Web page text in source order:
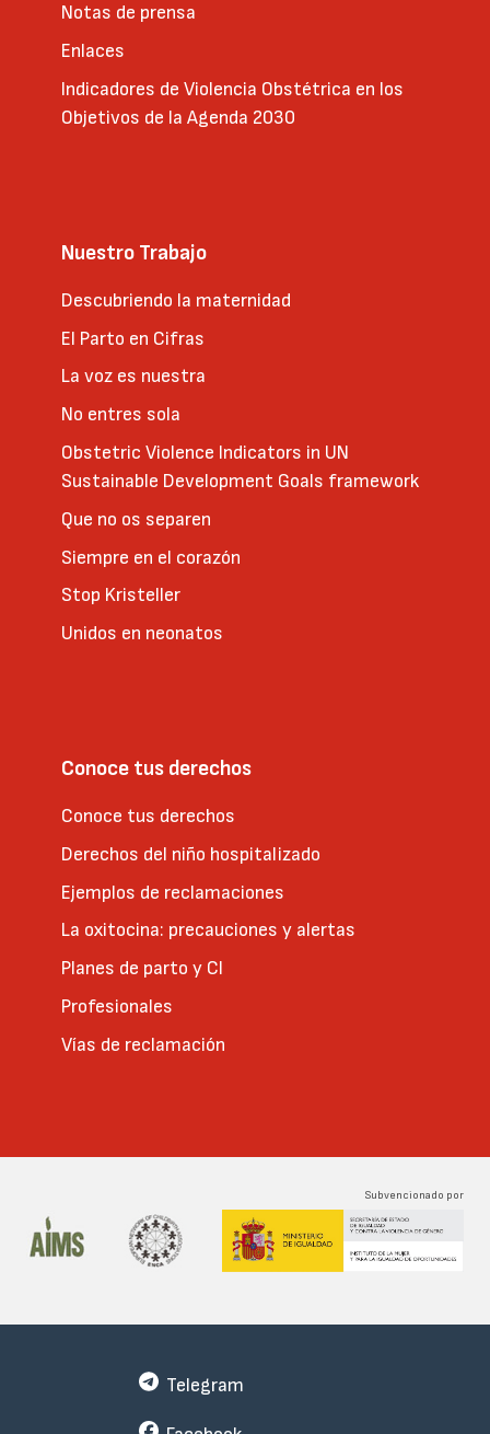
Notas de prensa
Enlaces
Indicadores de Violencia Obstétrica en los
Objetivos de la Agenda 2030
Nuestro Trabajo
Descubriendo la maternidad
El Parto en Cifras
La voz es nuestra
No entres sola
Obstetric Violence Indicators in UN
Sustainable Development Goals framework
Que no os separen
Siempre en el corazón
Stop Kristeller
Unidos en neonatos
Conoce tus derechos
Conoce tus derechos
Derechos del niño hospitalizado
Ejemplos de reclamaciones
La oxitocina: precauciones y alertas
Planes de parto y CI
Profesionales
Vías de reclamación
Subvencionado por
Telegram